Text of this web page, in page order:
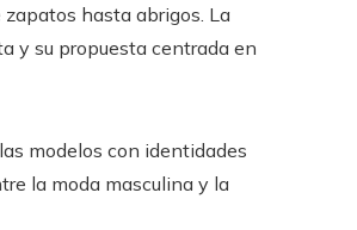
hasta abrigos. La
y su propuesta centrada en
modelos con identidades
la moda masculina y la